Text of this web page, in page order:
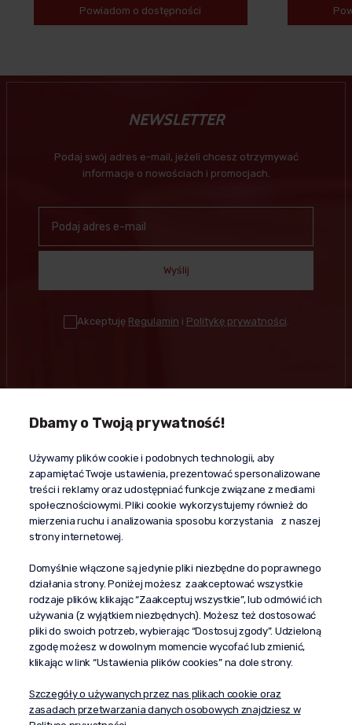
Powiadom o dostępności
NEWSLETTER
Podaj swój adres e-mail, jeżeli chcesz otrzymywać
informacje o nowościach i promocjach.
Wyślij
Akceptuję Regulamin i Politykę prywatności.
Kontakt
+48 603 610 870
kontakt@propaganda24h.pl
“Propaganda"
al. Komisji Edukacji Narodowej 51/U5
02-797 Warszawa
Pomoc
Dostawa
Moje konto
O firmie
Dbamy o Twoją prywatność!
Używamy plików cookie i podobnych technologii, aby
zapamiętać Twoje ustawienia, prezentować spersonalizowane
treści i reklamy oraz udostępniać funkcje związane z mediami
społecznościowymi. Pliki cookie wykorzystujemy również do
mierzenia ruchu i analizowania sposobu korzystania z naszej
strony internetowej.
Domyślnie włączone są jedynie pliki niezbędne do poprawnego
działania strony. Poniżej możesz zaakceptować wszystkie
rodzaje plików, klikając “Zaakceptuj wszystkie”, lub odmówić ich
używania (z wyjątkiem niezbędnych). Możesz też dostosować
pliki do swoich potrzeb, wybierając “Dostosuj zgody”. Udzieloną
zgodę możesz w dowolnym momencie wycofać lub zmienić,
klikając w link “Ustawienia plików cookies” na dole strony.
Szczegóły o używanych przez nas plikach cookie oraz
zasadach przetwarzania danych osobowych znajdziesz w